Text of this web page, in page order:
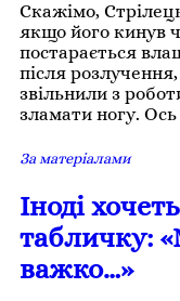
Скажімо,
якщо його кинув
постарається
після
звільнили з
зламати ногу. Ось
За матеріалами
Іноді
табличку:
важко…»